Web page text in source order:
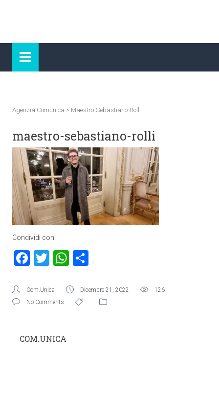
Agenzia Comunica > Maestro-Sebastiano-Rolli
maestro-sebastiano-rolli
Condividi con
Facebook
TwitterWhatsApp
Com.Unica Dicembre 21, 2022
126
No Comments
COM.UNICA